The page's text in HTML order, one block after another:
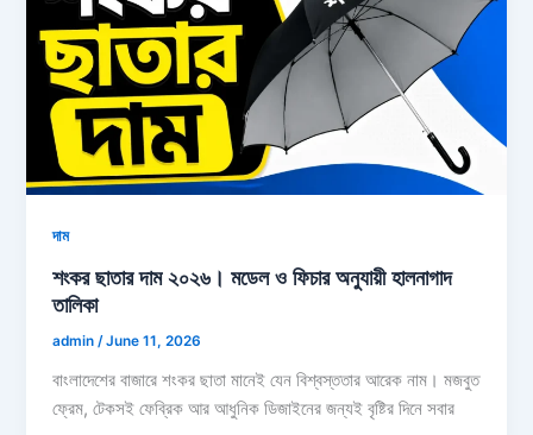
দাম
শংকর ছাতার দাম ২০২৬। মডেল ও ফিচার অনুযায়ী হালনাগাদ
তালিকা
admin /June 11, 2026
বাংলাদেশের বাজারে শংকর ছাতা মানেই যেন বিশ্বস্ততার আরেক নাম। মজবুত
ফ্রেম, টেকসই ফেব্রিক আর আধুনিক ডিজাইনের জন্যই বৃষ্টির দিনে সবার